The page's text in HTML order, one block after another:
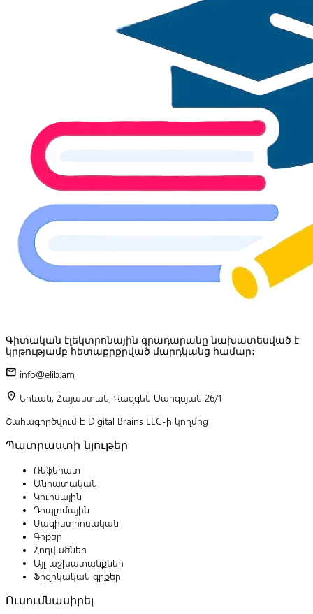
Գիտական էլեկտրոնային գրադարանը նախատեսված է
կրթությամբ հետաքրքրված մարդկանց համար:
mail info@elib.am
location_on Երևան, Հայաստան, Վազգեն Սարգսյան 26/1
Շահագործվում է Digital Brains LLC-ի կողմից
Պատրաստի նյութեր
Ռեֆերատ
Անհատական
Կուրսային
Դիպլոմային
Մագիստրոսական
Գրքեր
Հոդվածներ
Այլ աշխատանքներ
Ֆիզիկական գրքեր
Ուսումնասիրել